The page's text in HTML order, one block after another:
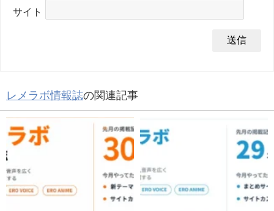
サイト
レメラボ情報誌の関連記事